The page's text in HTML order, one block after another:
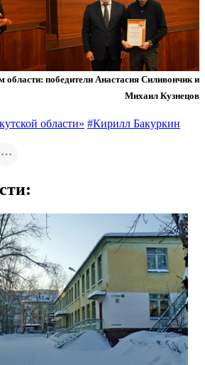
области: победители Анастасия Силивончик и
Михаил Кузнецов
области» #Кирилл Бакуркин